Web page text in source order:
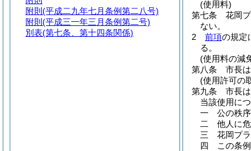
(使用料)
第七条
花岡
ない。
2
前項の規定
る。
(使用料の減
第八条
市長
(使用許可の
第九条
市長は
当該使用に
一
公の秩
二
他人に
三
花岡プ
四
この条
附則 (平成二九年七月条例第二八号)
附則 (平成三一年三月条例第二号)
別表(第七条、第十四条関係)